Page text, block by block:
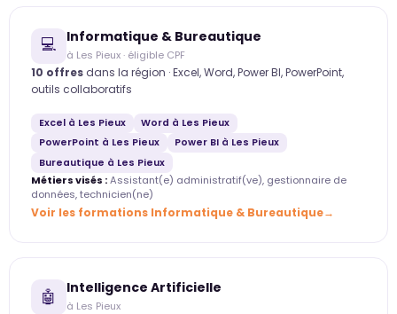
💻 Informatique & Bureautique
à Les Pieux · éligible CPF
10 offres dans la région · Excel, Word, Power BI, PowerPoint,
outils collaboratifs
Excel à Les Pieux
Word à Les Pieux
PowerPoint à Les Pieux
Power BI à Les Pieux
Bureautique à Les Pieux
Métiers visés :Assistant(e) administratif(ve), gestionnaire de
données, technicien(ne)
Voir les formations Informatique & Bureautique
🤖 Intelligence Artificielle
à Les Pieux